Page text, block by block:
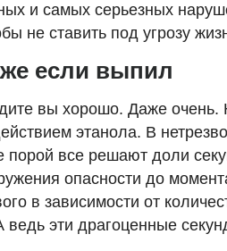
и самых серьезных
не ставить под угрозу
если выпил
вы хорошо. Даже очень.
этанола. В
все решают доли
опасности до
в зависимости от
эти драгоценные